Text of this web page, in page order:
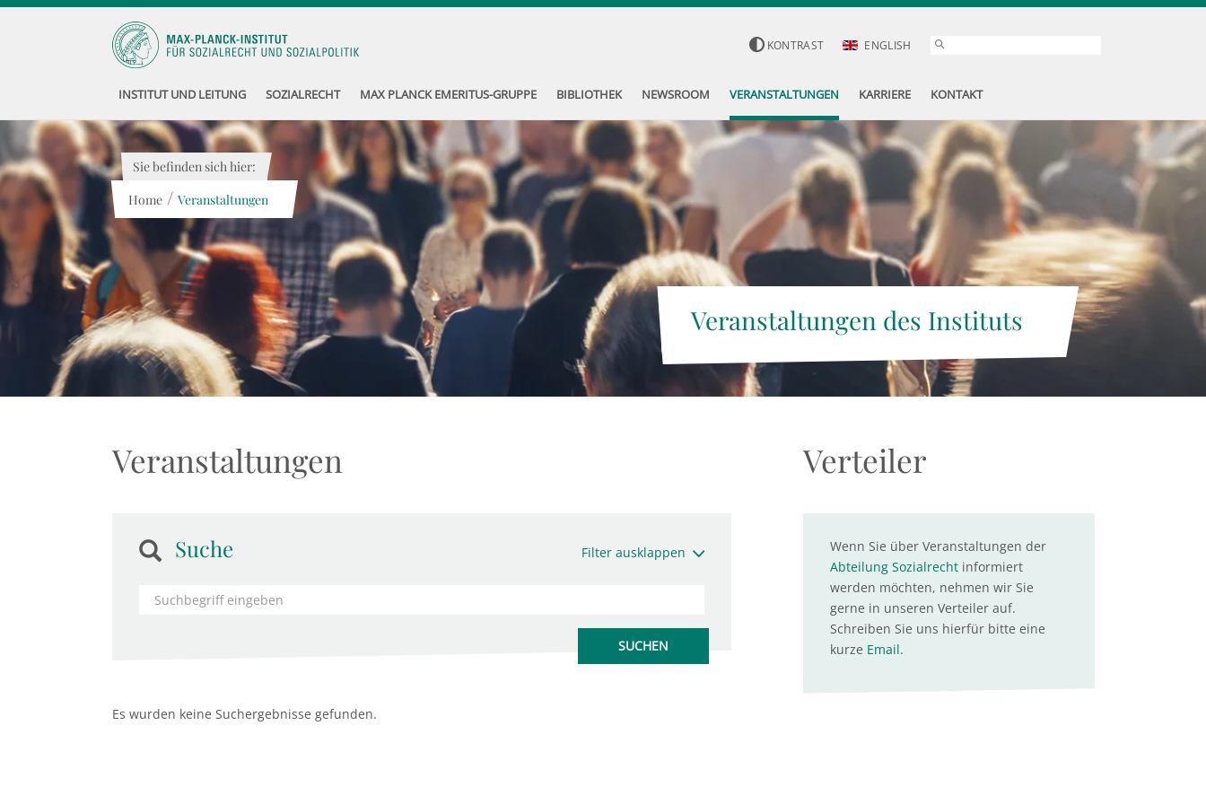
KONTRAST ENGLISH
INSTITUT UND LEITUNG SOZIALRECHT MAX PLANCK EMERITUS-GRUPPE BIBLIOTHEK NEWSROOM VERANSTALTUNGEN KARRIERE KONTAKT
Veranstaltungen des Instituts
Sie befinden sich hier:
Home / Veranstaltungen
Veranstaltungen
Suche Filter ausklappen
Es wurden keine Suchergebnisse gefunden.
Verteiler
Wenn Sie über Veranstaltungen der
Abteilung Sozialrechtinformiert
werden möchten, nehmen wir Sie
gerne in unseren Verteiler auf.
Schreiben Sie uns hierfür bitte eine
kurze Email.